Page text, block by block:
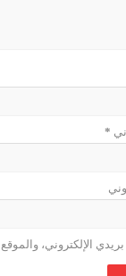
*
الإلكتروني،